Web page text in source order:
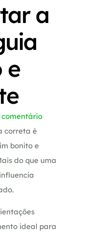
a
e
comentário
correta é
bonito e
do que uma
ideal para